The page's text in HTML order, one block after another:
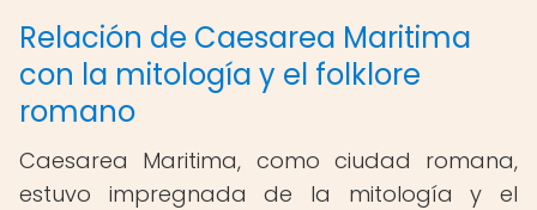
Relación de Caesarea Maritima
con la mitología y el folklore
romano
Caesarea Maritima, como ciudad romana,
estuvo impregnada de la mitología y el